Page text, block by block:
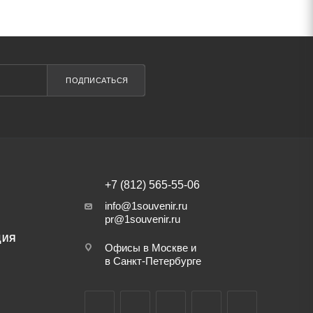
ПОДПИСАТЬСЯ
+7 (812) 565-55-06
info@1souvenir.ru
pr@1souvenir.ru
Офисы в Москве и
в Санкт-Петербурге